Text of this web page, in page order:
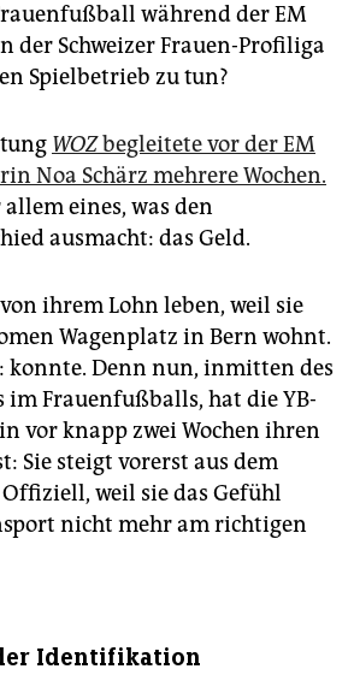
während der EM
der Schweizer Frauen-Profiliga
Spielbetrieb zu tun?
WOZbegleitete vor der EM
Noa Schärz mehrere Wochen.
eines, was den
ausmacht: das Geld.
ihrem Lohn leben, weil sie
Wagenplatz in Bern wohnt.
konnte. Denn nun, inmitten des
im Frauenfußballs, hat die YB-
vor knapp zwei Wochen ihren
Sie steigt vorerst aus dem
weil sie das Gefühl
nicht mehr am richtigen
Identifikation